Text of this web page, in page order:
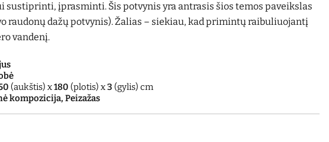
sustiprinti, įprasminti. Šis potvynis yra antrasis šios temos paveikslas
raudonų dažų potvynis). Žalias – siekiau, kad primintų raibuliuojantį
vandenį.
(aukštis) x180 (plotis) x3 (gylis) cm
kompozicija, Peizažas